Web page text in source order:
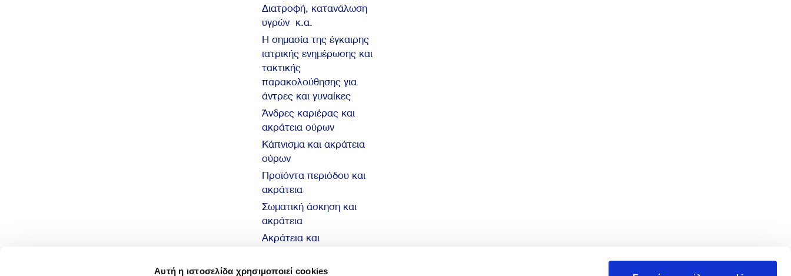
Αυτή η ιστοσελίδα χρησιμοποιεί cookies
Διατροφή, κατανάλωση
υγρών κ.α.
Η σημασία της έγκαιρης
ιατρικής ενημέρωσης και
τακτικής
παρακολούθησης για
άντρες και γυναίκες
Άνδρες καριέρας και
ακράτεια ούρων
Κάπνισμα και ακράτεια
ούρων
Προϊόντα περιόδου και
ακράτεια
Σωματική άσκηση και
ακράτεια
Ακράτεια και
10 βασικά στοιχεία για